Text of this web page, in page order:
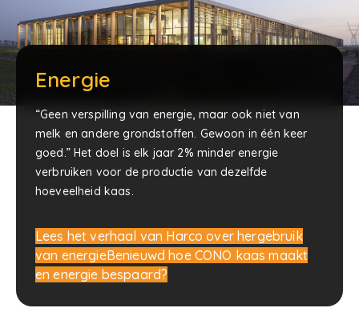
Energie
“Geen verspilling van energie, maar ook niet van
melk en andere grondstoffen. Gewoon in één keer
goed.” Het doel is elk jaar 2% minder energie
verbruiken voor de productie van dezelfde
hoeveelheid kaas.
Lees het verhaal van Harco over hergebruik
van energieBenieuwd hoe CONO kaas maakt
en energie bespaard?